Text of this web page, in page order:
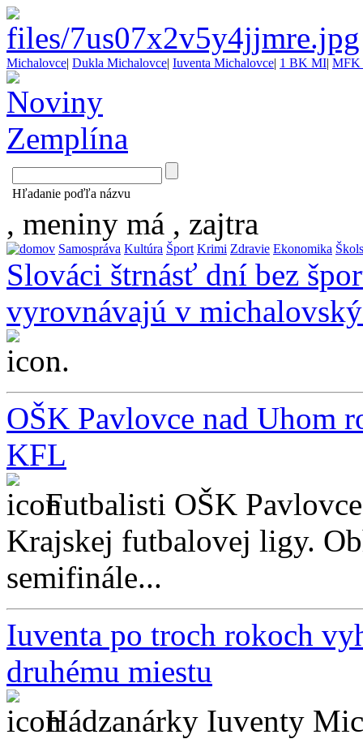
Michalovce| Dukla Michalovce| Iuventa Michalovce| 1 BK MI| MFK
Hľadanie poďľa názvu
, meniny má , zajtra
Samospráva Kultúra Šport Krimi Zdravie Ekonomika
Slováci štrnásť dní bez
vyrovnávajú v
...
OŠK Pavlovce nad Uhom
KFL
Futbalisti OŠK
Krajskej futbalovej ligy.
semifinále...
Iuventa po troch rokoch
druhému miestu
Hádzanárky Iuventy